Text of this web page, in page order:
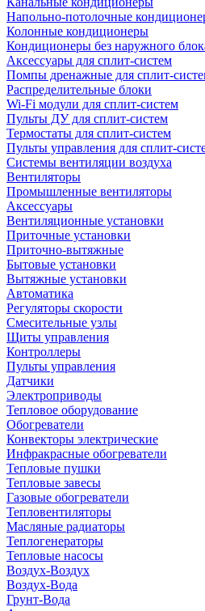
Напольно-потолочные
Колонные кондиционеры
Кондиционеры без наружного
Аксессуары для сплит-систем
Помпы дренажные для сплит-
Распределительные блоки
Wi-Fi модули для сплит-систем
Пульты ДУ для сплит-систем
Термостаты для сплит-систем
Пульты управления для сплит-
Системы вентиляции воздуха
Вентиляторы
Промышленные вентиляторы
Аксессуары
Вентиляционные установки
Приточные установки
Приточно-вытяжные
Бытовые установки
Вытяжные установки
Автоматика
Регуляторы скорости
Смесительные узлы
Щиты управления
Контроллеры
Пульты управления
Датчики
Электроприводы
Тепловое оборудование
Обогреватели
Конвекторы электрические
Инфракрасные обогреватели
Тепловые пушки
Тепловые завесы
Газовые обогреватели
Тепловентиляторы
Масляные радиаторы
Теплогенераторы
Тепловые насосы
Воздух-Воздух
Воздух-Вода
Грунт-Вода